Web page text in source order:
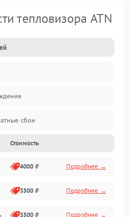
тепловизора ATN
сбои
и оптики
Стоимость
4000 ₽ Подробнее →
3500 ₽ Подробнее →
3500 ₽ Подробнее →